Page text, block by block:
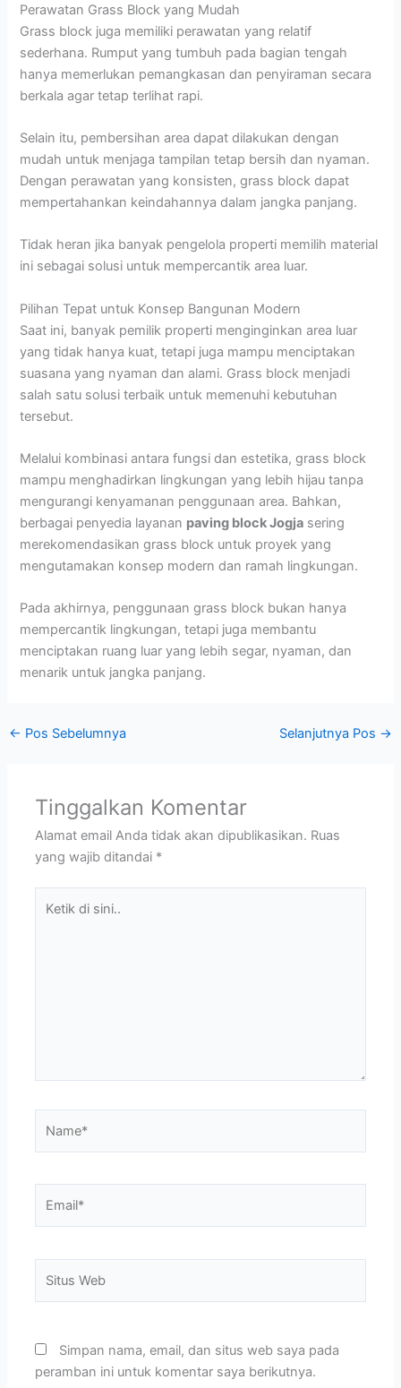
Perawatan Grass Block yang Mudah
Grass block juga memiliki perawatan yang relatif
sederhana. Rumput yang tumbuh pada bagian tengah
hanya memerlukan pemangkasan dan penyiraman secara
berkala agar tetap terlihat rapi.
Selain itu, pembersihan area dapat dilakukan dengan
mudah untuk menjaga tampilan tetap bersih dan nyaman.
Dengan perawatan yang konsisten, grass block dapat
mempertahankan keindahannya dalam jangka panjang.
Tidak heran jika banyak pengelola properti memilih material
ini sebagai solusi untuk mempercantik area luar.
Pilihan Tepat untuk Konsep Bangunan Modern
Saat ini, banyak pemilik properti menginginkan area luar
yang tidak hanya kuat, tetapi juga mampu menciptakan
suasana yang nyaman dan alami. Grass block menjadi
salah satu solusi terbaik untuk memenuhi kebutuhan
tersebut.
Melalui kombinasi antara fungsi dan estetika, grass block
mampu menghadirkan lingkungan yang lebih hijau tanpa
mengurangi kenyamanan penggunaan area. Bahkan,
berbagai penyedia layanan paving block Jogja sering
merekomendasikan grass block untuk proyek yang
mengutamakan konsep modern dan ramah lingkungan.
Pada akhirnya, penggunaan grass block bukan hanya
mempercantik lingkungan, tetapi juga membantu
menciptakan ruang luar yang lebih segar, nyaman, dan
menarik untuk jangka panjang.
← Pos Sebelumnya Selanjutnya Pos →
Tinggalkan Komentar
Alamat email Anda tidak akan dipublikasikan. Ruas
yang wajib ditandai *
Web
Simpan nama, email, dan situs web saya pada
peramban ini untuk komentar saya berikutnya.